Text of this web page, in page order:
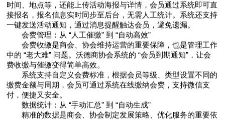
时间、地点等，还能上传活动海报与详情，会员通过系统即可直
接报名，报名信息实时同步至后台，无需人工统计。系统还支持
一键发送活动通知，通过消息提醒触达会员，避免遗漏。
会费管理：从 “人工催缴” 到 “自动高效”
会费收缴是商会、协会维持运营的重要保障，也是管理工作
中的 “老大难” 问题。沃德商协会系统的 “会员到期通知”，让会
费收缴与催缴变得简单高效。
系统支持自定义会费标准，根据会员等级、类型设置不同的
缴费金额与周期，会员可通过系统在线缴纳会费，支持微信支
付，便捷又安全。
数据统计：从 “手动汇总” 到 “自动生成”
精准的数据是商会、协会制定发展策略、优化服务的重要依